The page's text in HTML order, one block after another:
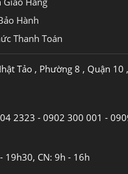
Hành
Thanh Toán
Tảo , Phường 8 , Quận 10
2323 - 0902 300 001 -
19h30, CN: 9h - 16h